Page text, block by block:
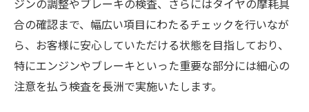
ジンの調整やブレーキの検査、さらにはタイヤの摩耗具
合の確認まで、幅広い項目にわたるチェックを行いなが
ら、お客様に安心していただける状態を目指しており、
特にエンジンやブレーキといった重要な部分には細心の
注意を払う検査を長洲で実施いたします。